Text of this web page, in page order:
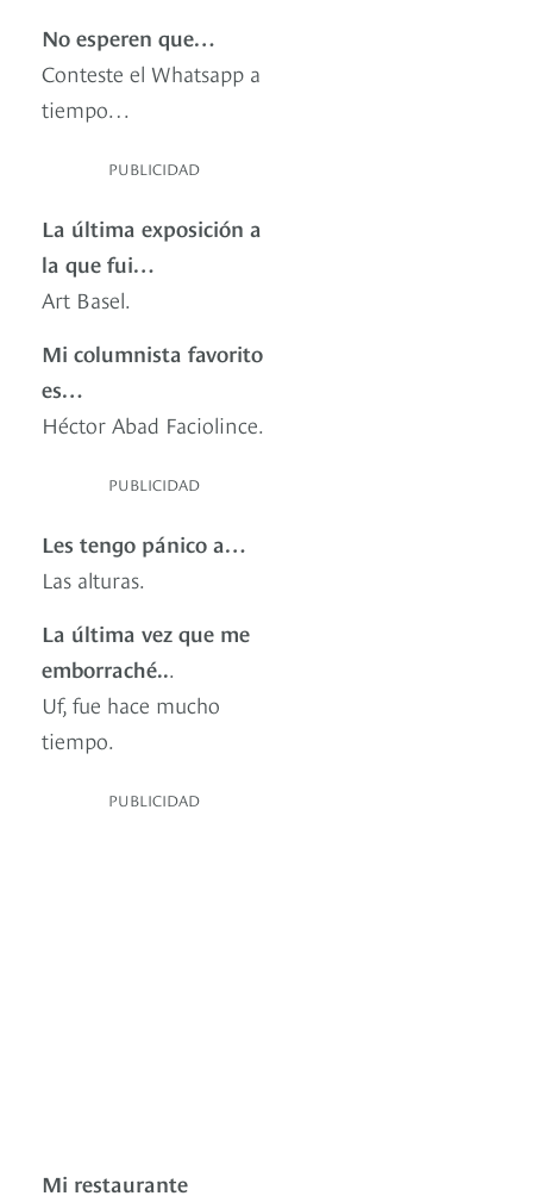
No esperen que…
Conteste el Whatsapp a
tiempo…
PUBLICIDAD
La última exposición a
la que fui…
Art Basel.
Mi columnista favorito
es…
Héctor Abad Faciolince.
PUBLICIDAD
Les tengo pánico a…
Las alturas.
La última vez que me
emborraché...
Uf, fue hace mucho
tiempo.
PUBLICIDAD
Mi restaurante